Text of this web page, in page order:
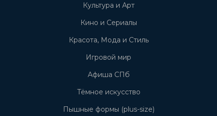
Культура и Арт
Кино и Сериалы
Красота, Мода и Стиль
Игровой мир
Афиша СПб
Тёмное искусство
Пышные формы (plus-size)